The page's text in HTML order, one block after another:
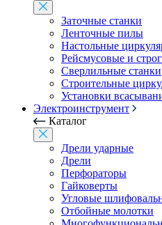
Заточные станки
Ленточные пилы
Настольные
Рейсмусовые и
Сверлильные станки
Строительные
Установки
Электроинструмент
Каталог
Дрели ударные
Дрели
Перфораторы
Гайковерты
Угловые
Отбойные молотки